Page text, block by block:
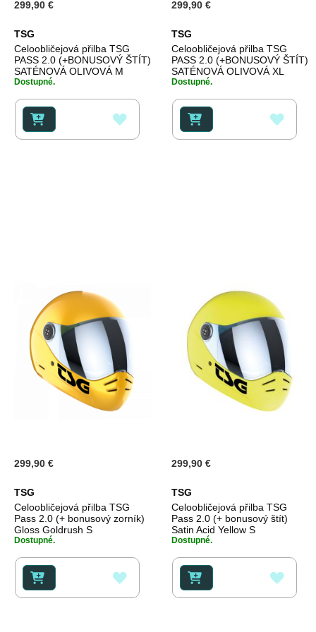
299,90 €
TSG
Celoobličejová přilba TSG
PASS 2.0 (+BONUSOVÝ ŠTÍT)
SATÉNOVÁ OLIVOVÁ M
Dostupné.
K
299,90 €
TSG
Celoobličejová přilba TSG
PASS 2.0 (+BONUSOVÝ ŠTÍT)
SATÉNOVÁ OLIVOVÁ XL
Dostupné.
K
299,90 €
TSG
Celoobličejová přilba TSG
Pass 2.0 (+ bonusový zorník)
Gloss Goldrush S
Dostupné.
K
299,90 €
TSG
Celoobličejová přilba TSG
Pass 2.0 (+ bonusový štít)
Satin Acid Yellow S
Dostupné.
K